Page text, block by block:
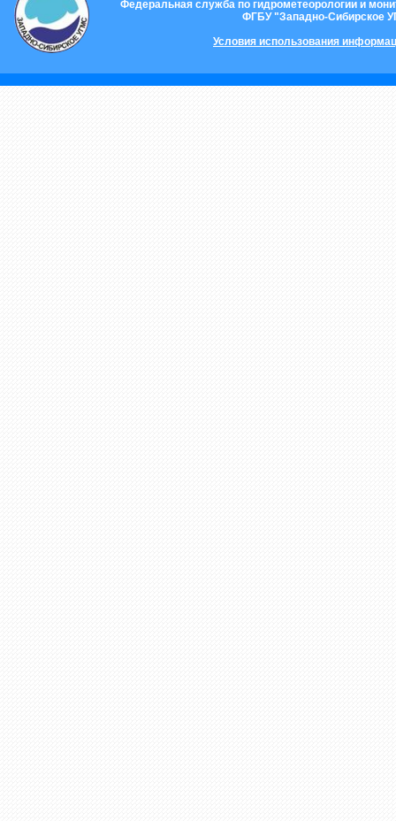
Федеральная служба по гидрометеорологии и
ФГБУ "Западно-Сибирское
Условия использования